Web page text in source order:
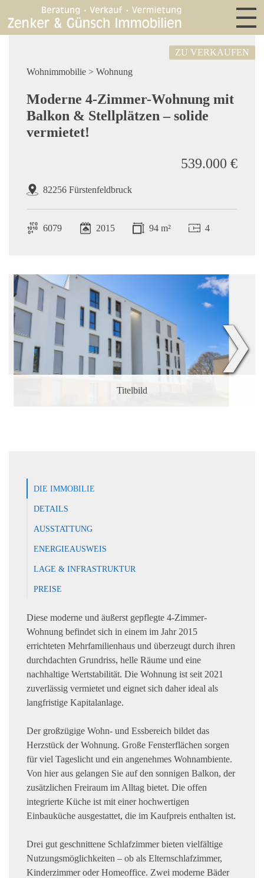
Wohnimmobilie > Wohnung
ZU VERKAUFEN
Moderne 4-Zimmer-Wohnung mit
Balkon & Stellplätzen – solide
vermietet!
82256 Fürstenfeldbruck
539.000 €
6079 2015 94 m² 4
Titelbild
❯
DIE IMMOBILIE
DETAILS
AUSSTATTUNG
ENERGIEAUSWEIS
LAGE & INFRASTRUKTUR
PREISE
Diese moderne und äußerst gepflegte 4-Zimmer-
Wohnung befindet sich in einem im Jahr 2015
errichteten Mehrfamilienhaus und überzeugt durch ihren
durchdachten Grundriss, helle Räume und eine
nachhaltige Wertstabilität. Die Wohnung ist seit 2021
zuverlässig vermietet und eignet sich daher ideal als
langfristige Kapitalanlage.
Der großzügige Wohn- und Essbereich bildet das
Herzstück der Wohnung. Große Fensterflächen sorgen
für viel Tageslicht und ein angenehmes Wohnambiente.
Von hier aus gelangen Sie auf den sonnigen Balkon, der
zusätzlichen Freiraum im Alltag bietet. Die offen
integrierte Küche ist mit einer hochwertigen
Einbauküche ausgestattet, die im Kaufpreis enthalten ist.
Drei gut geschnittene Schlafzimmer bieten vielfältige
Nutzungsmöglichkeiten – ob als Elternschlafzimmer,
Kinderzimmer oder Homeoffice. Zwei moderne Bäder